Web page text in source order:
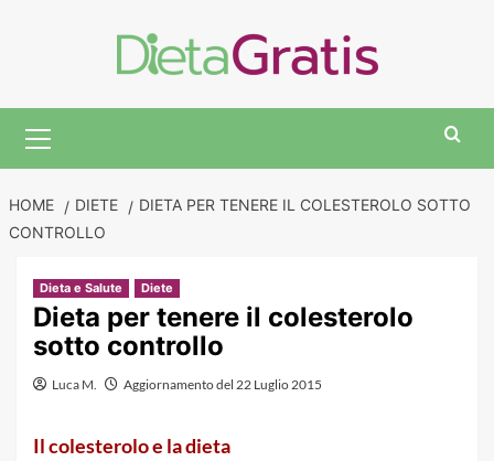
Menu
HOME DIETE
DIETA PER TENERE IL COLESTEROLO SOTTO
CONTROLLO
Dieta e Salute Diete
Dieta per tenere il colesterolo
sotto controllo
Luca M. Aggiornamento del 22 Luglio 2015
Il colesterolo e la dieta